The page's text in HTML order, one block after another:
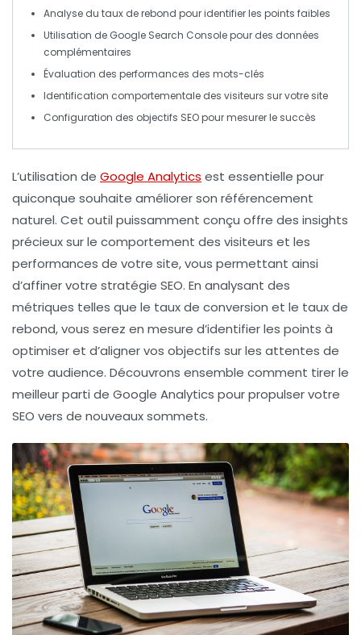
Analyse du taux de rebond pour identifier les points faibles
Utilisation de Google Search Consolepour des données
complémentaires
Évaluation des performances des mots-clés
Identification comportementale des visiteurs sur votre site
Configuration des objectifs SEOpour mesurer le succès
L’utilisation de Google Analytics est essentielle pour
quiconque souhaite améliorer son référencement
naturel. Cet outil puissamment conçu offre des insights
précieux sur le comportement des visiteurs et les
performances de votre site, vous permettant ainsi
d’affiner votre stratégie SEO. En analysant des
métriques telles que le taux de conversion et le taux de
rebond, vous serez en mesure d’identifier les points à
optimiser et d’aligner vos objectifs sur les attentes de
votre audience. Découvrons ensemble comment tirer le
meilleur parti de Google Analytics pour propulser votre
SEO vers de nouveaux sommets.